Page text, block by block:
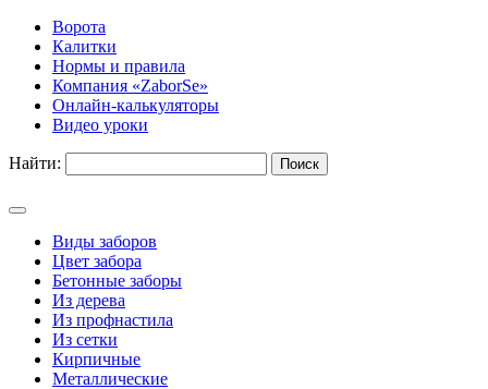
Ворота
Калитки
Нормы и правила
Компания «ZaborSe»
Онлайн-калькуляторы
Видео уроки
Найти:
Виды заборов
Цвет забора
Бетонные заборы
Из дерева
Из профнастила
Из сетки
Кирпичные
Металлические